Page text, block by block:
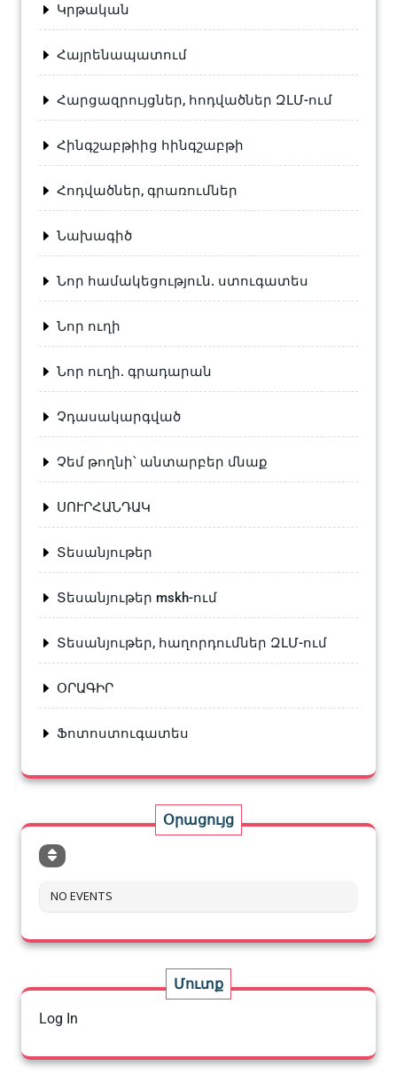
Կրթական
Հայրենապատում
Հարցազրույցներ, հոդվածներ ԶԼՄ-ում
Հինգշաբթիից հինգշաբթի
Հոդվածներ, գրառումներ
Նախագիծ
Նոր համակեցություն. ստուգատես
Նոր ուղի
Նոր ուղի. գրադարան
Չդասակարգված
Չեմ թողնի՝ անտարբեր մնաք
ՍՈՒՐՀԱՆԴԱԿ
Տեսանյութեր
Տեսանյութեր mskh-ում
Տեսանյութեր, հաղորդումներ ԶԼՄ-ում
ՕՐԱԳԻՐ
Ֆոտոստուգատես
Օրացույց
NO EVENTS
Մուտք
Log In